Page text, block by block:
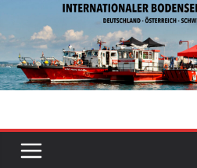
Inhalt
springen